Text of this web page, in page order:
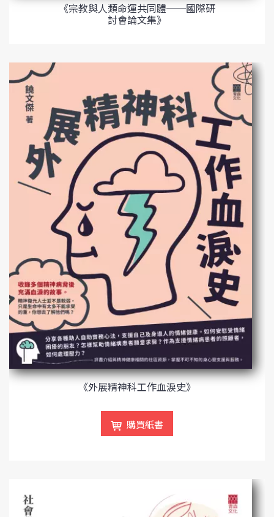
《宗教與人類命運共同體──國際研
討會論文集》
《外展精神科工作血淚史》
購買紙書